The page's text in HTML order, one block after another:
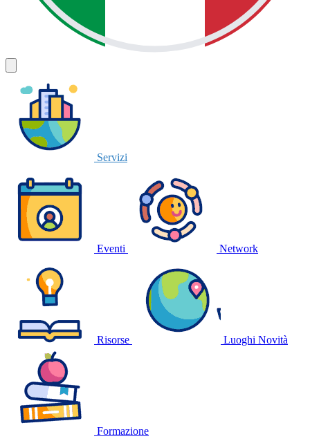
Servizi
Eventi Network
Risorse Luoghi Novità
Formazione